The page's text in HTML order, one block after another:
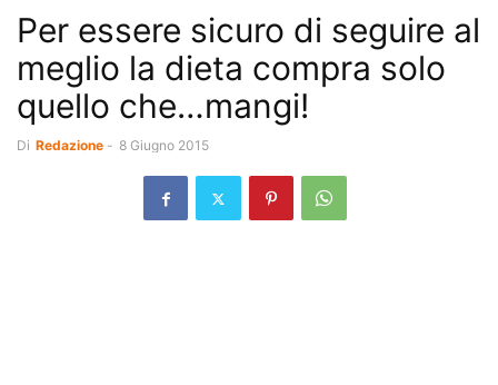
Per essere sicuro di seguire al
meglio la dieta compra solo
quello che…mangi!
Di Redazione - 8 Giugno 2015